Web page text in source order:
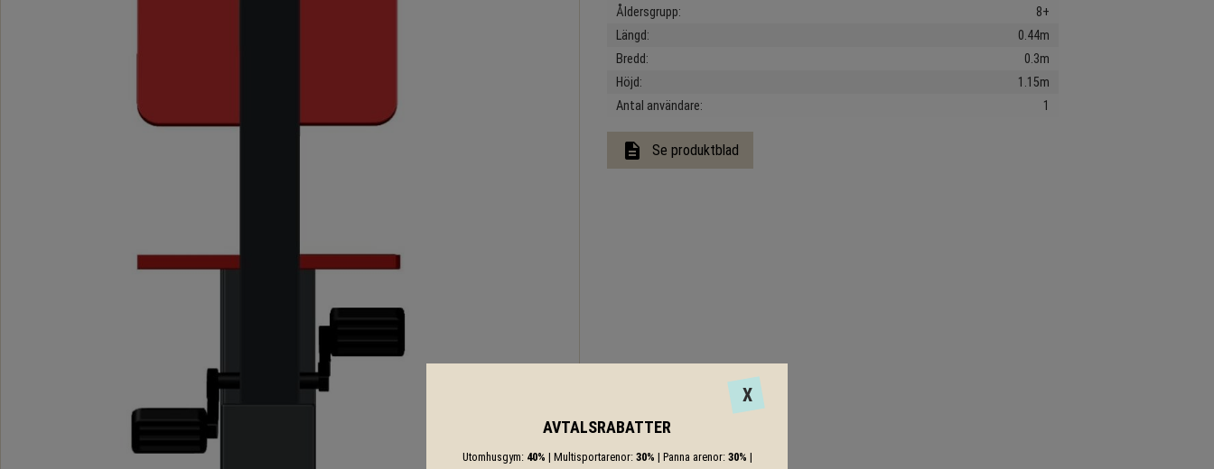
Åldersgrupp
8+
Längd
0.44m
Bredd
0.3m
Höjd
1.15m
Antal användare
1
description Se produktblad
X
AVTALSRABATTER
Utomhusgym: 40% | Multisportarenor: 30% | Panna arenor: 30% |